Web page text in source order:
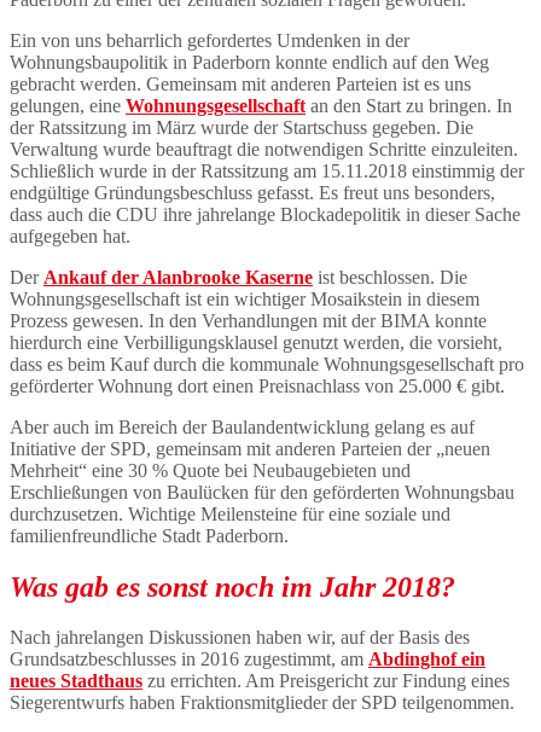
Ein von uns beharrlich gefordertes Umdenken in der
Wohnungsbaupolitik in Paderborn konnte endlich auf den Weg
gebracht werden. Gemeinsam mit anderen Parteien ist es uns
gelungen, eine Wohnungsgesellschaft an den Start zu bringen. In
der Ratssitzung im März wurde der Startschuss gegeben. Die
Verwaltung wurde beauftragt die notwendigen Schritte einzuleiten.
Schließlich wurde in der Ratssitzung am 15.11.2018 einstimmig der
endgültige Gründungsbeschluss gefasst. Es freut uns besonders,
dass auch die CDU ihre jahrelange Blockadepolitik in dieser Sache
aufgegeben hat.
Der Ankauf der Alanbrooke Kaserne ist beschlossen. Die
Wohnungsgesellschaft ist ein wichtiger Mosaikstein in diesem
Prozess gewesen. In den Verhandlungen mit der BIMA konnte
hierdurch eine Verbilligungsklausel genutzt werden, die vorsieht,
dass es beim Kauf durch die kommunale Wohnungsgesellschaft pro
geförderter Wohnung dort einen Preisnachlass von 25.000 € gibt.
Aber auch im Bereich der Baulandentwicklung gelang es auf
Initiative der SPD, gemeinsam mit anderen Parteien der „neuen
Mehrheit“ eine 30 % Quote bei Neubaugebieten und
Erschließungen von Baulücken für den geförderten Wohnungsbau
durchzusetzen. Wichtige Meilensteine für eine soziale und
familienfreundliche Stadt Paderborn.
Was gab es sonst noch im Jahr 2018?
Nach jahrelangen Diskussionen haben wir, auf der Basis des
Grundsatzbeschlusses in 2016 zugestimmt, am Abdinghof ein
neues Stadthaus zu errichten. Am Preisgericht zur Findung eines
Siegerentwurfs haben Fraktionsmitglieder der SPD teilgenommen.